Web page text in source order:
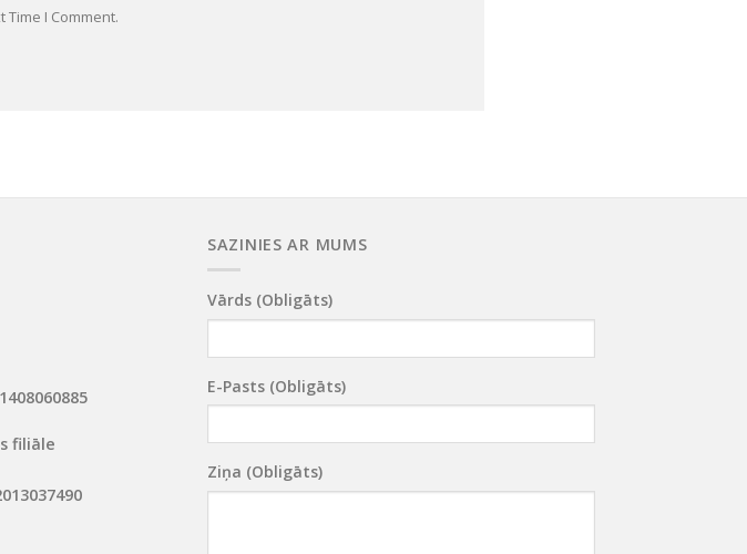
Time I Comment.
filiāle
SAZINIES AR MUMS
Vārds (obligāts)
E-Pasts (obligāts)
Ziņa (obligāts)